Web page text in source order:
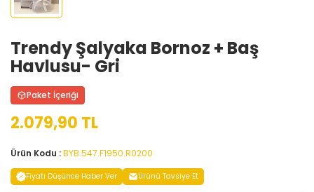
Trendy Şalyaka Bornoz + Baş
Havlusu- Gri
Paket İçeriği
2.079,90 TL
Ürün Kodu :BYB.547.F1950.R0200
Fiyatı Düşünce Haber Ver Ürünü Tavsiye Et